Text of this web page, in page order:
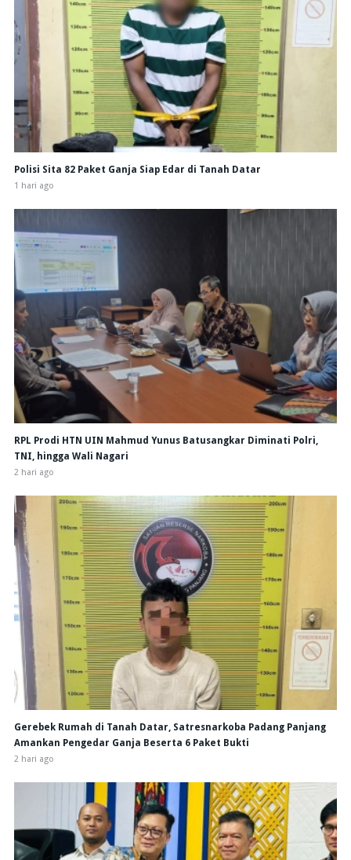
Polisi Sita 82 Paket Ganja Siap Edar di Tanah Datar
1 hari ago
RPL Prodi HTN UIN Mahmud Yunus Batusangkar Diminati Polri,
TNI, hingga Wali Nagari
2 hari ago
Gerebek Rumah di Tanah Datar, Satresnarkoba Padang Panjang
Amankan Pengedar Ganja Beserta 6 Paket Bukti
2 hari ago